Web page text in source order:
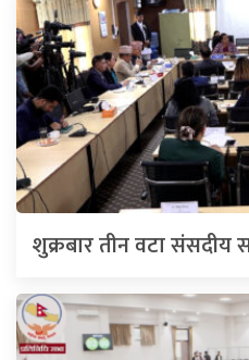
शुक्रबार तीन वटा